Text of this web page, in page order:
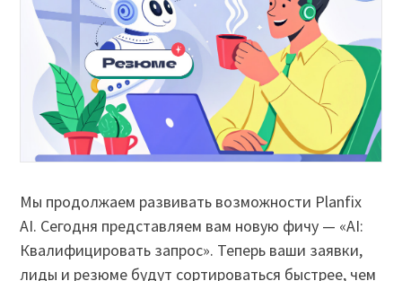
Мы продолжаем развивать возможности Planfix
AI. Сегодня представляем вам новую фичу — «AI:
Квалифицировать запрос». Теперь ваши заявки,
лиды и резюме будут сортироваться быстрее, чем